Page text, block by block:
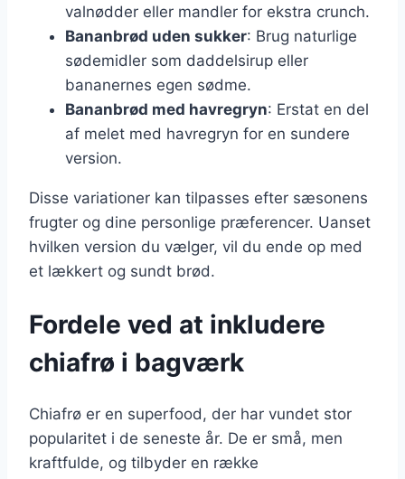
valnødder eller mandler for ekstra crunch.
Bananbrød uden sukker: Brug naturlige
sødemidler som daddelsirup eller
bananernes egen sødme.
Bananbrød med havregryn: Erstat en del
af melet med havregryn for en sundere
version.
Disse variationer kan tilpasses efter sæsonens
frugter og dine personlige præferencer. Uanset
hvilken version du vælger, vil du ende op med
et lækkert og sundt brød.
Fordele ved at inkludere
chiafrø i bagværk
Chiafrø er en superfood, der har vundet stor
popularitet i de seneste år. De er små, men
kraftfulde, og tilbyder en række